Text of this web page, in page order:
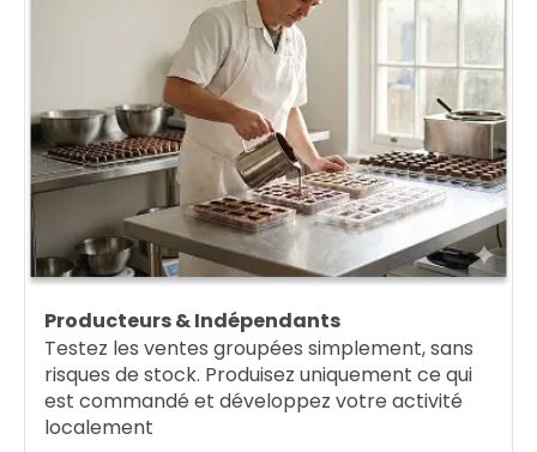
Producteurs & Indépendants
Testez les ventes groupées simplement, sans
risques de stock. Produisez uniquement ce qui
est commandé et développez votre activité
localement